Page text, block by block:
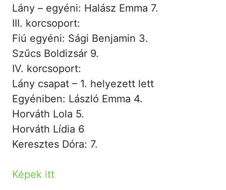
Lány – egyéni: Halász Emma 7.
III. korcsoport:
Fiú egyéni: Sági Benjamin 3.
Szűcs Boldizsár 9.
IV. korcsoport:
Lány csapat – 1. helyezett lett
Egyéniben: László Emma 4.
Horváth Lola 5.
Horváth Lídia 6
Keresztes Dóra: 7.
Képek itt